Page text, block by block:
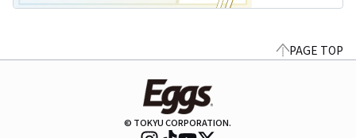
PAGE TOP
© TOKYU CORPORATION.